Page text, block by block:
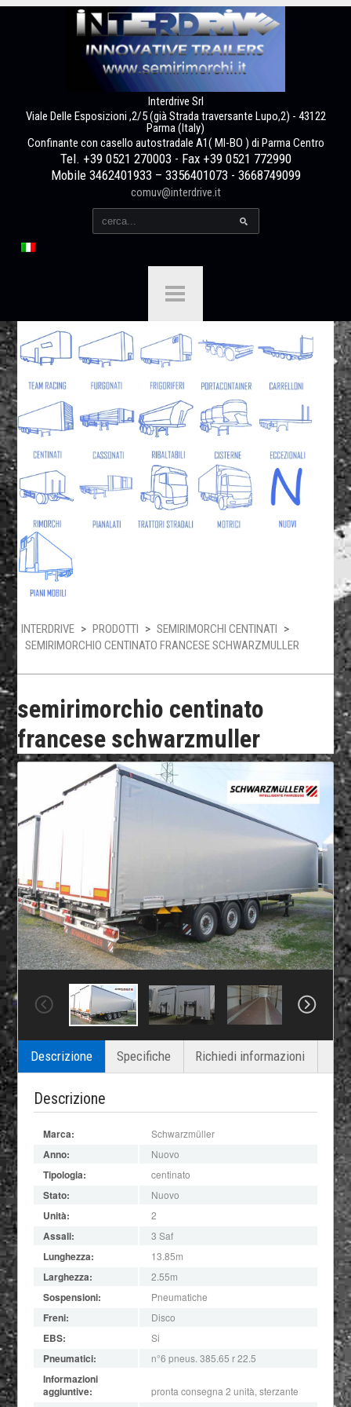
Interdrive Srl
Viale Delle Esposizioni ,2/5 (già Strada traversante Lupo,2) - 43122
Parma (Italy)
Confinante con casello autostradale A1( MI-BO ) di Parma Centro
Tel. +39 0521 270003 - Fax +39 0521 772990
Mobile 3462401933 – 3356401073 - 3668749099
comuv@interdrive.it
INTERDRIVE > PRODOTTI > SEMIRIMORCHI CENTINATI >
SEMIRIMORCHIO CENTINATO FRANCESE SCHWARZMULLER
semirimorchio centinato
francese schwarzmuller
Descrizione Specifiche Richiedi informazioni
Descrizione
Marca: Schwarzmüller
Anno: Nuovo
Tipologia: centinato
Stato: Nuovo
Unità: 2
Assali: 3 Saf
Lunghezza: 13.85m
Larghezza: 2.55m
Sospensioni: Pneumatiche
Freni: Disco
EBS: Si
Pneumatici: n°6 pneus. 385.65 r 22.5
Informazioni
aggiuntive:
pronta consegna 2 unità, sterzante